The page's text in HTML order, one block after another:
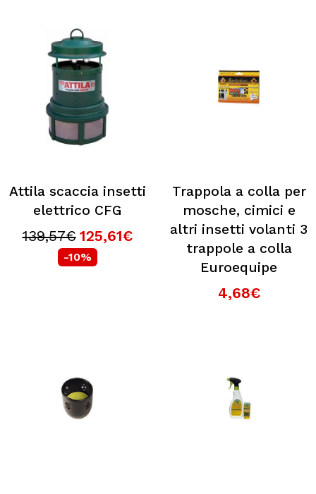
Attila scaccia insetti
elettrico CFG
139,57€ 125,61€
-10%
Trappola a colla per
mosche, cimici e
altri insetti volanti 3
trappole a colla
Euroequipe
4,68€